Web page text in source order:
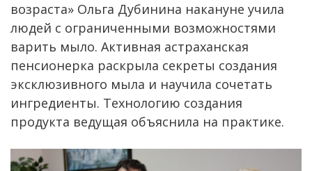
возраста» Ольга Дубинина накануне учила
людей с ограниченными возможностями
варить мыло. Активная астраханская
пенсионерка раскрыла секреты создания
эксклюзивного мыла и научила сочетать
ингредиенты. Технологию создания
продукта ведущая объяснила на практике.